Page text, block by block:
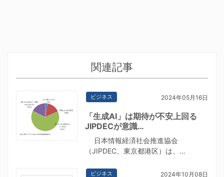
関連記事
ビジネス 2024年05月16日
「生成AI」は期待が不安上回る
JIPDECが意識…
日本情報経済社会推進協会
（JIPDEC、東京都港区）は、…
ビジネス 2024年10月08日